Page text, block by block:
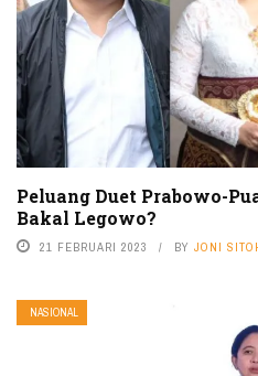
Peluang Duet Prabowo-
Bakal Legowo?
21 FEBRUARI 2023 BY JONI
NASIONAL